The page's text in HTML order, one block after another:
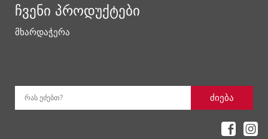
ჩვენი პროდუქტები
მხარდაჭერა
რას ეძებთ? ძიება